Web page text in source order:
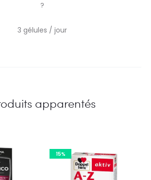
?
3 gélules / jour
apparentés
15%